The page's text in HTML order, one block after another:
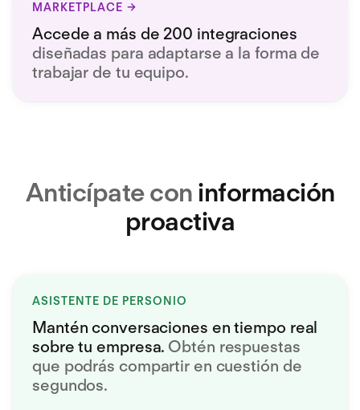
MARKETPLACE
Accede a más de 200 integraciones
diseñadas para adaptarse a la forma de
trabajar de tu equipo.
Anticípate con información
proactiva
ASISTENTE DE PERSONIO
Mantén conversaciones en tiempo real
sobre tu empresa. Obtén respuestas
que podrás compartir en cuestión de
segundos.